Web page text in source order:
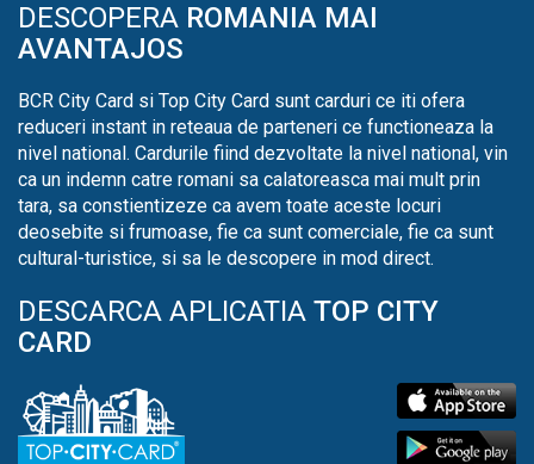
DESCOPERA ROMANIA MAI
AVANTAJOS
BCR City Card si Top City Card sunt carduri ce iti ofera
reduceri instant in reteaua de parteneri ce functioneaza la
nivel national. Cardurile fiind dezvoltate la nivel national, vin
ca un indemn catre romani sa calatoreasca mai mult prin
tara, sa constientizeze ca avem toate aceste locuri
deosebite si frumoase, fie ca sunt comerciale, fie ca sunt
cultural-turistice, si sa le descopere in mod direct.
DESCARCA APLICATIA TOP CITY
CARD